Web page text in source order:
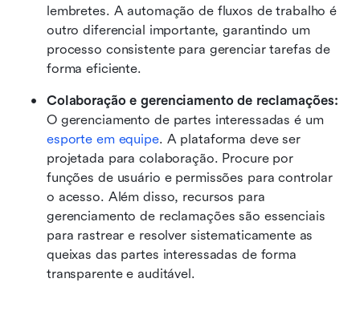
lembretes. A automação de fluxos de trabalho é
outro diferencial importante, garantindo um
processo consistente para gerenciar tarefas de
forma eficiente.
Colaboração e gerenciamento de reclamações:
O gerenciamento de partes interessadas é um
esporte em equipe. A plataforma deve ser
projetada para colaboração. Procure por
funções de usuário e permissões para controlar
o acesso. Além disso, recursos para
gerenciamento de reclamações são essenciais
para rastrear e resolver sistematicamente as
queixas das partes interessadas de forma
transparente e auditável.